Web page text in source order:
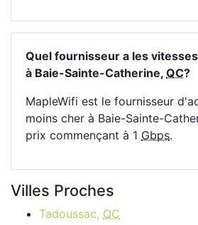
Quel fournisseur a les
à Baie-Sainte-Catherine, QC?
MapleWifi est le fournisseur
moins cher à Baie-Sainte-
prix commençant à 1 Gbps.
Villes Proches
Tadoussac, QC